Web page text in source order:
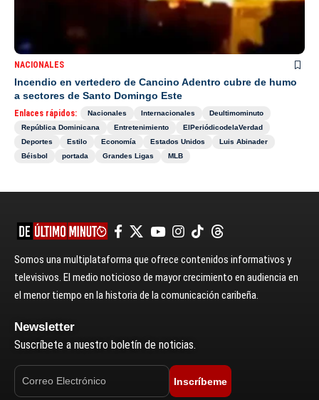
NACIONALES
Incendio en vertedero de Cancino Adentro cubre de humo
a sectores de Santo Domingo Este
Enlaces rápidos: Nacionales Internacionales
Deultimominuto
República Dominicana
Entretenimiento
ElPeriódicodelaVerdad
Deportes
Estilo Economía Estados Unidos
Luis Abinader
Béisbol
portada Grandes Ligas MLB
Somos una multiplataforma que ofrece contenidos informativos y
televisivos. El medio noticioso de mayor crecimiento en audiencia en
el menor tiempo en la historia de la comunicación caribeña.
Newsletter
Suscríbete a nuestro boletín de noticias.
Inscríbeme